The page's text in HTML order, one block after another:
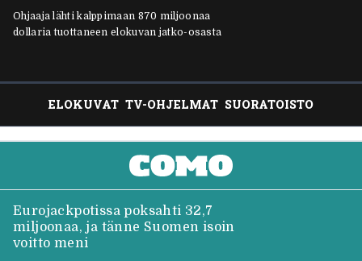
Eurojackpotissa poksahti 32,7
miljoonaa, ja tänne Suomen isoin
voitto meni